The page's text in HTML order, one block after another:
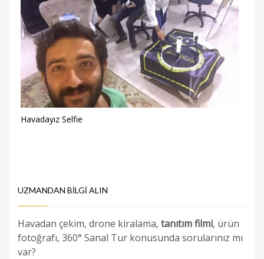
Havadayız Selfie
UZMANDAN BILGI ALIN
Havadan çekim, drone kiralama, tanıtım filmi, ürün
fotoğrafı, 360° Sanal Tur konusunda sorularınız mı
var?